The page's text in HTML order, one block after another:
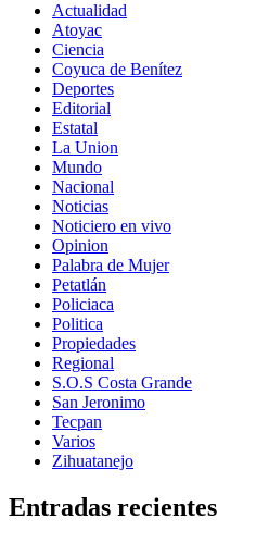
Actualidad
Atoyac
Ciencia
Coyuca de Benítez
Deportes
Editorial
Estatal
La Union
Mundo
Nacional
Noticias
Noticiero en vivo
Opinion
Palabra de Mujer
Petatlán
Policiaca
Politica
Propiedades
Regional
S.O.S Costa Grande
San Jeronimo
Tecpan
Varios
Zihuatanejo
Entradas recientes